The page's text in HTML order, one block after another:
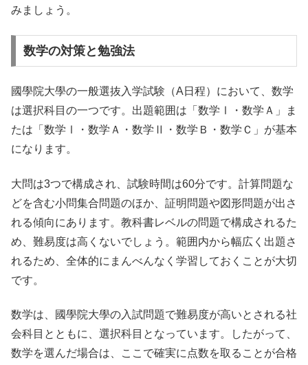
みましょう。
数学の対策と勉強法
國學院大學の一般選抜入学試験（A日程）において、数学
は選択科目の一つです。出題範囲は「数学Ⅰ・数学Ａ」ま
たは「数学Ⅰ・数学Ａ・数学Ⅱ・数学Ｂ・数学Ｃ」が基本
になります。
大問は3つで構成され、試験時間は60分です。計算問題な
どを含む小問集合問題のほか、証明問題や図形問題が出さ
れる傾向にあります。教科書レベルの問題で構成されるた
め、難易度は高くないでしょう。範囲内から幅広く出題さ
れるため、全体的にまんべんなく学習しておくことが大切
です。
数学は、國學院大學の入試問題で難易度が高いとされる社
会科目とともに、選択科目となっています。したがって、
数学を選んだ場合は、ここで確実に点数を取ることが合格